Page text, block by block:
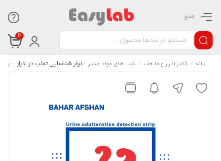
منو
0
خانه / آنالیز ادرار و مایعات / کیت های مواد مخدر /نوار شناسایی تقلب در ادرار –